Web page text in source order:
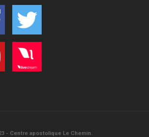
- Centre apostolique Le Chemin.